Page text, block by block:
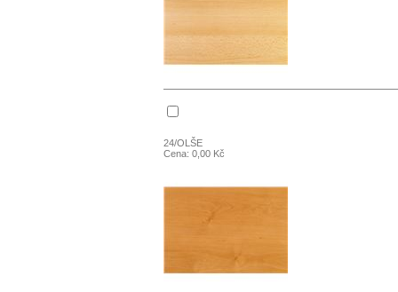
24/OLŠE
Cena: 0,00 Kč